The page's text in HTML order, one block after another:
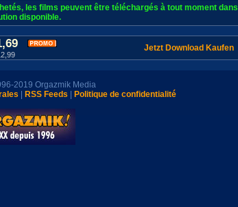
les films peuvent être téléchargés à tout moment dans
disponible.
Jetzt Download Kaufen
2019 Orgazmik Media
RSS Feeds Politique de confidentialité